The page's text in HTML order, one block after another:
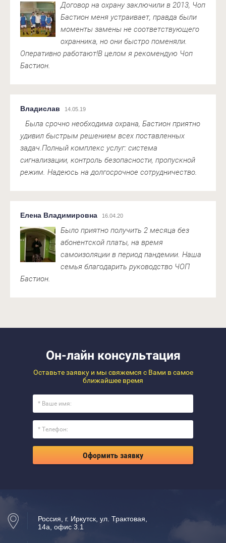
Договор на охрану заключили в 2013, Чоп
Бастион меня устраивает, правда были
моменты замены не соответствующего
охранника, но они быстро поменяли.
Оперативно работают!В целом я рекомендую Чоп
Бастион.
Владислав 14.05.19
Была срочно необходима охрана, Бастион приятно
удивил быстрым решением всех поставленных
задач.Полный комплекс услуг: система
сигнализации, контроль безопасности, пропускной
режим. Надеюсь на долгосрочное сотрудничество.
Елена Владимировна 16.04.20
Было приятно получить 2 месяца без
абонентской платы, на время
самоизоляции в период пандемии. Наша
семья благодарить руководство ЧОП
Бастион.
Он-лайн консультация
Оставьте заявку и мы свяжемся с Вами в самое
ближайшее время
Оформить заявку
Россия, г. Иркутск, ул. Трактовая,
14а, офис 3.1